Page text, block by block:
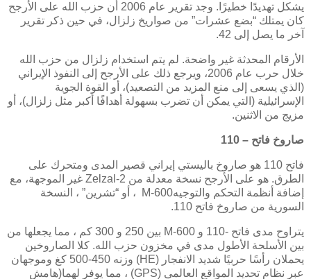
يشكل تهديدًا خطيرًا. وجد تقرير عام 2006 أن حزب الله على الأرجح
كان يمتلك “بضع عشرات” من صواريخ زلزال، في حين ذكر تقرير
آخر ما يصل إلى 42.
الأرقام المحدثة غير واضحة. لم يتم استخدام زلزال من حزب الله
خلال حرب عام 2006، ويرجع ذلك على الأرجح إلى النفوذ الإيراني
(الذي يسعى إلى منع المزيد من التصعيد)، أو القوة الجوية
الإسرائيلية (التي يمكن أن تضرب بسهولة أهدافًا أكبر مثل زلزال)، أو
مزيج من الاثنين.
صاروخ فاتح – 110
فاتح 110 هو صاروخ باليستي إيراني قصير المدى ومتحرك على
الطرق. هو على الأرجح نسخة معدلة من Zelzal-2 غير الموجهة، مع
إضافة أنظمة التحكم والتوجيهM-600
، أو “تشرين” ، النسخة
السورية من صاروخ فاتح 110
.
يتراوح مدى فاتح -110 و M-600
بين 250 و 300 كم ، مما يجعلها من
بين الأسلحة الأطول مدى في مخزون حزب الله. كلا الصاروخين
يحملان رأسًا حربيًا شديد الانفجار (HE)
وزنه 450-500 كغ وموجهان
عبر نظام تحديد المواقع العالمي (GPS) ، مما يوفر لهما(هامش